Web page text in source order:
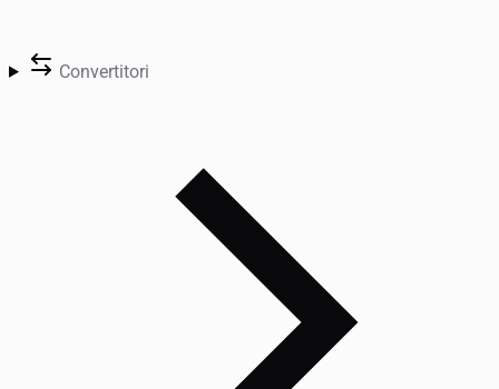
Convertitori